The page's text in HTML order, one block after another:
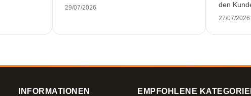
29/07/2026
den
27/07/2026
INFORMATIONEN EMPFOHLENE